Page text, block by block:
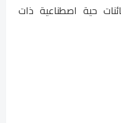
حية اصطناعية ذات